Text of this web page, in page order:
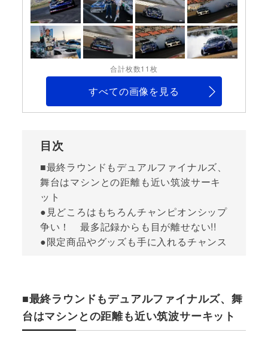
合計枚数11枚
すべての画像を見る
目次
■最終ラウンドもデュアルファイナルズ、
舞台はマシンとの距離も近い筑波サーキ
ット
●見どころはもちろんチャンピオンシップ
争い！ 最多記録からも目が離せない!!
●限定商品やグッズも手に入れるチャンス
■最終ラウンドもデュアルファイナルズ、舞
台はマシンとの距離も近い筑波サーキット